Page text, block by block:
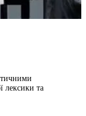
лексики та